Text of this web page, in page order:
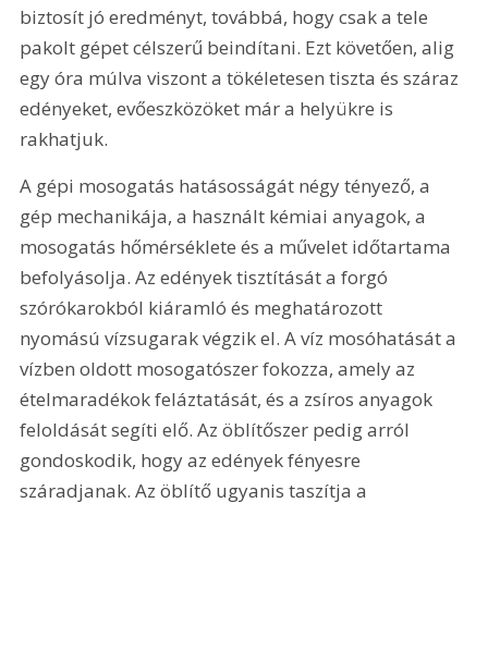
biztosít jó eredményt, továbbá, hogy csak a tele
pakolt gépet célszerű beindítani. Ezt követően, alig
egy óra múlva viszont a tökéletesen tiszta és száraz
edényeket, evőeszközöket már a helyükre is
rakhatjuk.
A gépi mosogatás hatásosságát négy tényező, a
gép mechanikája, a használt kémiai anyagok, a
mosogatás hőmérséklete és a művelet időtartama
befolyásolja. Az edények tisztítását a forgó
szórókarokból kiáramló és meghatározott
nyomású vízsugarak végzik el. A víz mosóhatását a
vízben oldott mosogatószer fokozza, amely az
ételmaradékok feláztatását, és a zsíros anyagok
feloldását segíti elő. Az öblítőszer pedig arról
gondoskodik, hogy az edények fényesre
száradjanak. Az öblítő ugyanis taszítja a